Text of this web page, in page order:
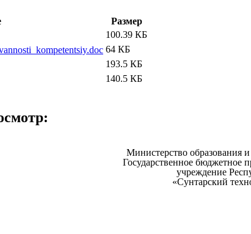
Размер
100.39 КБ
64 КБ
193.5 КБ
140.5 КБ
Министерство образования
Государственное бюджетное
учреждение
«Сунтарский